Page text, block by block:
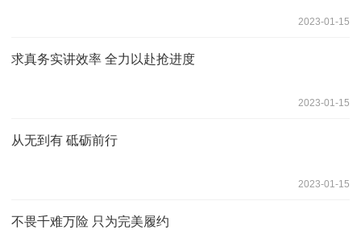
2023-01-15
求真务实讲效率 全力以赴抢进度
2023-01-15
从无到有 砥砺前行
2023-01-15
不畏千难万险 只为完美履约